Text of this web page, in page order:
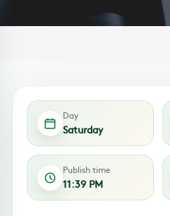
Day
Saturday
Publish time
11:39 PM